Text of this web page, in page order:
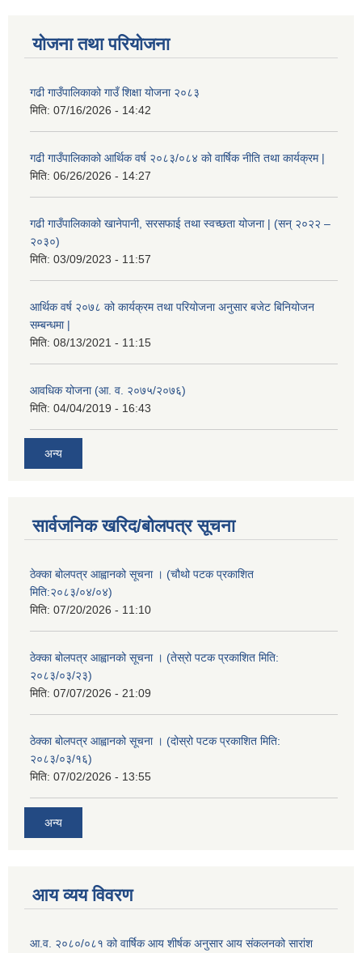
योजना तथा परियोजना
गढी गाउँपालिकाको गाउँ शिक्षा योजना २०८३
मिति: 07/16/2026 - 14:42
गढी गाउँपालिकाको आर्थिक वर्ष २०८३/०८४ को वार्षिक नीति तथा कार्यक्रम |
मिति: 06/26/2026 - 14:27
गढी गाउँपालिकाको खानेपानी, सरसफाई तथा स्वच्छता योजना | (सन् २०२२ –
२०३०)
मिति: 03/09/2023 - 11:57
आर्थिक वर्ष २०७८ को कार्यक्रम तथा परियोजना अनुसार बजेट बिनियोजन
सम्बन्धमा |
मिति: 08/13/2021 - 11:15
आवधिक योजना (आ. व. २०७५/२०७६)
मिति: 04/04/2019 - 16:43
अन्य
सार्वजनिक खरिद/बोलपत्र सूचना
ठेक्का बोलपत्र आह्वानको सूचना । (चौथो पटक प्रकाशित
मिति:२०८३/०४/०४)
मिति: 07/20/2026 - 11:10
ठेक्का बोलपत्र आह्वानको सूचना । (तेस्रो पटक प्रकाशित मिति:
२०८३/०३/२३)
मिति: 07/07/2026 - 21:09
ठेक्का बोलपत्र आह्वानको सूचना । (दोस्रो पटक प्रकाशित मिति:
२०८३/०३/१६)
मिति: 07/02/2026 - 13:55
अन्य
आय व्यय विवरण
आ.व. २०८०/०८१ को वार्षिक आय शीर्षक अनुसार आय संकलनको सारांश